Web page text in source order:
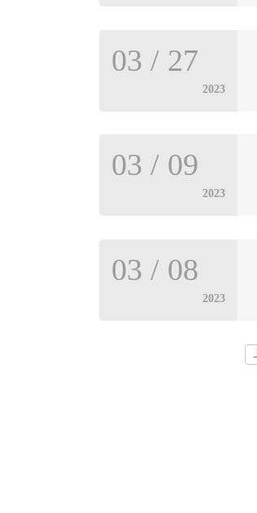
2023
03 / 27
2023
03 / 09
2023
03 / 08